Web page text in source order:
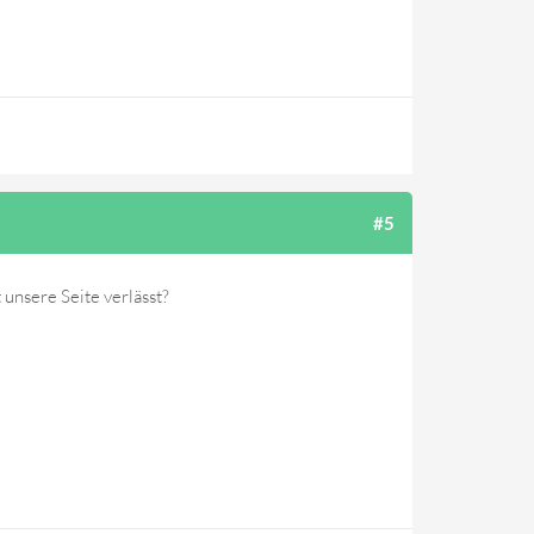
#5
Seite verlässt?